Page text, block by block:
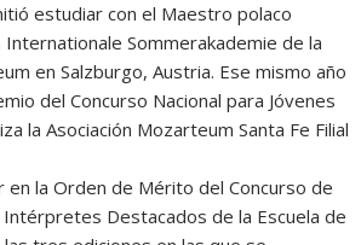
estudiar con el Maestro polaco
Internationale Sommerakademie de la
en Salzburgo, Austria. Ese mismo año
del Concurso Nacional para Jóvenes
la Asociación Mozarteum Santa Fe Filial
en la Orden de Mérito del Concurso de
Destacados de la Escuela de